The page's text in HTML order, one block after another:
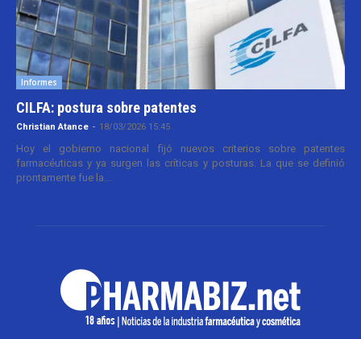
Informes
CILFA: postura sobre patentes
Christian Atance - 18/03/2026 15:45
Hoy el gobierno nacional fijó nuevos criterios sobre patentes
farmacéuticas y ya surgen las críticas y posturas. La que se definió
prontamente fue la...